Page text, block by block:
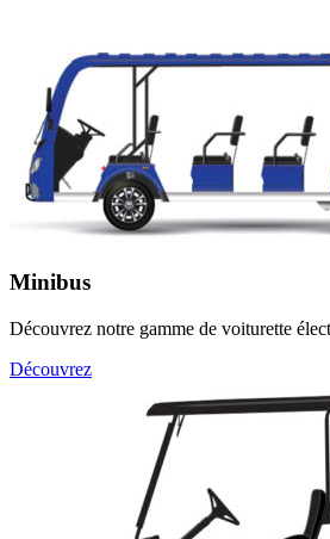
Minibus
Découvrez notre gamme de voiturette
Découvrez